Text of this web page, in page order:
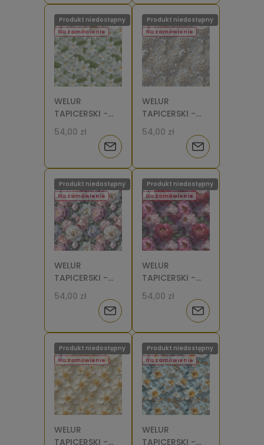
o
dostępności
o
dostępności
WELUR
TAPICERSKI -
Porcelanowe
kwiatki [6]
54,00 zł
Na zamówienie
Produkt niedostępny
Powiadom
o
dostępności
WELUR
TAPICERSKI -
Porcelanowe
chryzantemy
54,00 zł
Na zamówienie
Produkt niedostępny
Powiadom
o
dostępności
WELUR
TAPICERSKI -
Piwonie
pastelowe [6-
54,00 zł
Na zamówienie
Produkt niedostępny
Powiadom
o
dostępności
WELUR
TAPICERSKI -
Piwonie 3D [6-
8]
54,00 zł
Na zamówienie
Produkt niedostępny
Powiadom
o
dostępności
WELUR
TAPICERSKI -
Na zamówienie
Produkt niedostępny
WELUR
TAPICERSKI -
Na zamówienie
Produkt niedostępny